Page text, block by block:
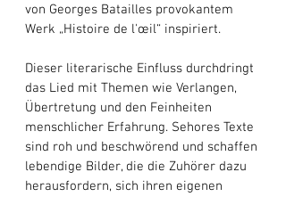
von Georges Batailles provokantem
Werk „Histoire de l'œil“ inspiriert.
Dieser literarische Einfluss durchdringt
das Lied mit Themen wie Verlangen,
Übertretung und den Feinheiten
menschlicher Erfahrung. Sehores Texte
sind roh und beschwörend und schaffen
lebendige Bilder, die die Zuhörer dazu
herausfordern, sich ihren eigenen